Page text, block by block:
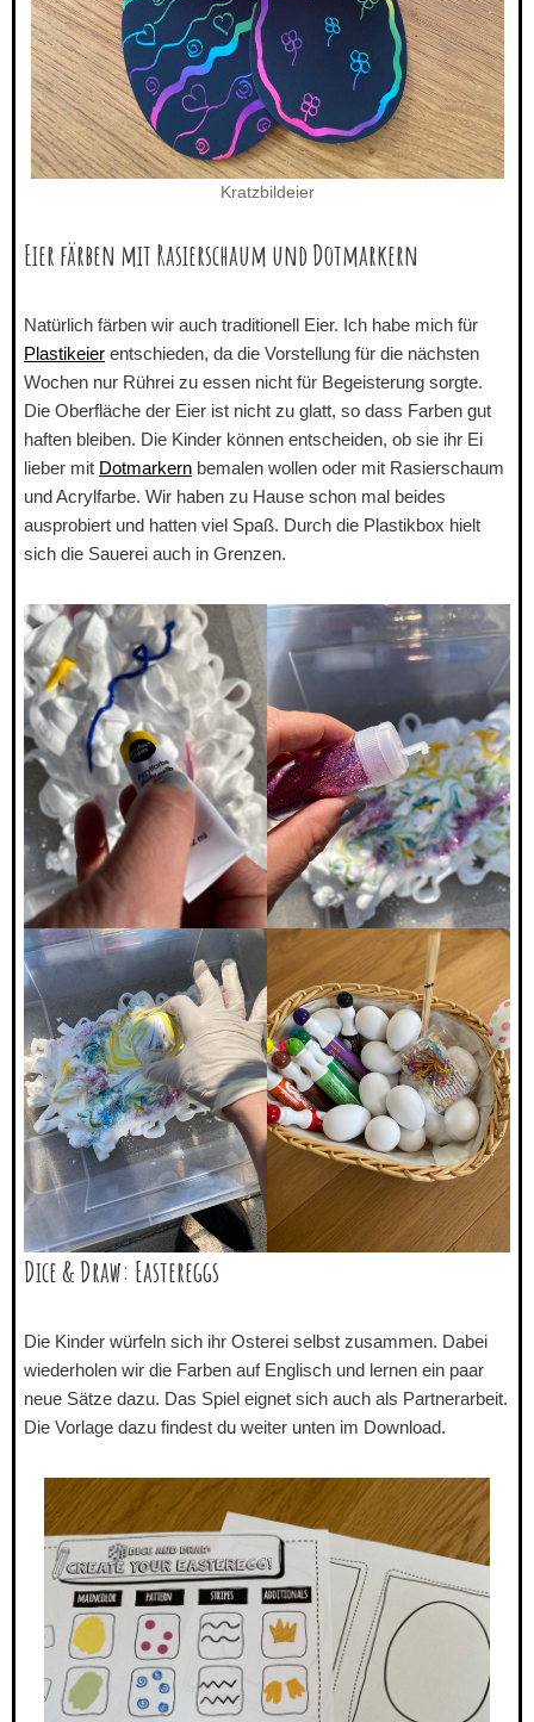
Kratzbildeier
Eier färben mit Rasierschaum und Dotmarkern
Natürlich färben wir auch traditionell Eier. Ich habe mich für
Plastikeier entschieden, da die Vorstellung für die nächsten
Wochen nur Rührei zu essen nicht für Begeisterung sorgte.
Die Oberfläche der Eier ist nicht zu glatt, so dass Farben gut
haften bleiben. Die Kinder können entscheiden, ob sie ihr Ei
lieber mit Dotmarkern bemalen wollen oder mit Rasierschaum
und Acrylfarbe. Wir haben zu Hause schon mal beides
ausprobiert und hatten viel Spaß. Durch die Plastikbox hielt
sich die Sauerei auch in Grenzen.
Dice & Draw: Eastereggs
Die Kinder würfeln sich ihr Osterei selbst zusammen. Dabei
wiederholen wir die Farben auf Englisch und lernen ein paar
neue Sätze dazu. Das Spiel eignet sich auch als Partnerarbeit.
Die Vorlage dazu findest du weiter unten im Download.